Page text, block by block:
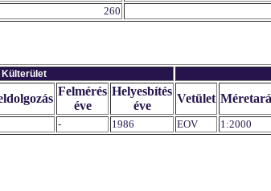
260
Külterület
Felmérés
éve
Helyesbítés
éve
Vetület
- 1986 EOV 1:2000